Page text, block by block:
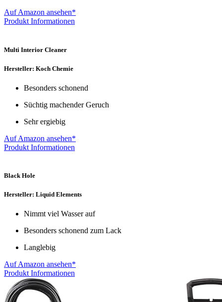
Auf Amazon ansehen*
Produkt Informationen
Multi Interior Cleaner
Hersteller: Koch Chemie
Besonders schonend
Süchtig machender Geruch
Sehr ergiebig
Auf Amazon ansehen*
Produkt Informationen
Black Hole
Hersteller: Liquid Elements
Nimmt viel Wasser auf
Besonders schonend zum Lack
Langlebig
Auf Amazon ansehen*
Produkt Informationen